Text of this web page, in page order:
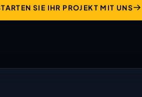
SIE IHR PROJEKT MIT UNS